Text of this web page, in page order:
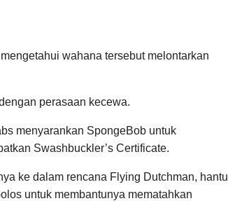
wahana tersebut melontarkan
perasaan kecewa.
menyarankan SpongeBob untuk
Swashbuckler’s Certificate.
ke dalam rencana Flying Dutchman, hantu
untuk membantunya mematahkan